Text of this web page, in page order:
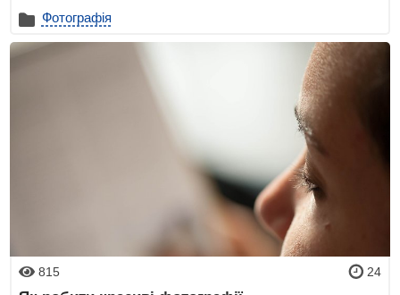
Фотографія
815 24